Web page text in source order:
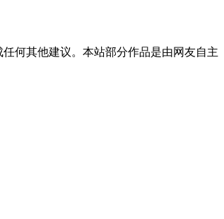
何其他建议。本站部分作品是由网友自主